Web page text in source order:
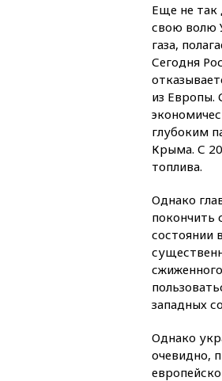
Еще не так
свою волю
газа,
Сегодня
из Европы.
глубоким
Крыма. С
топлива.
Однако
покончить
состоянии
западных
Однако
очевидно,